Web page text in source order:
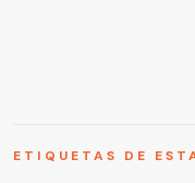
ETIQUETAS DE